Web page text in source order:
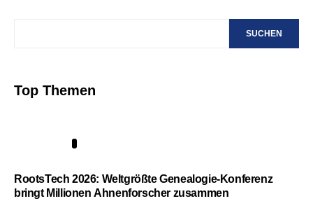
SUCHEN
Top Themen
RootsTech 2026: Weltgrößte Genealogie-Konferenz
bringt Millionen Ahnenforscher zusammen